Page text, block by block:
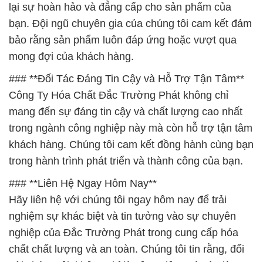
lại sự hoàn hảo và đẳng cấp cho sản phẩm của
bạn. Đội ngũ chuyên gia của chúng tôi cam kết đảm
bảo rằng sản phẩm luôn đáp ứng hoặc vượt qua
mong đợi của khách hàng.
### **Đối Tác Đáng Tin Cậy và Hỗ Trợ Tận Tâm**
Công Ty Hóa Chất Đắc Trường Phát không chỉ
mang đến sự đáng tin cậy và chất lượng cao nhất
trong ngành công nghiệp này mà còn hỗ trợ tận tâm
khách hàng. Chúng tôi cam kết đồng hành cùng bạn
trong hành trình phát triển và thành công của bạn.
### **Liên Hệ Ngay Hôm Nay**
Hãy liên hệ với chúng tôi ngay hôm nay để trải
nghiệm sự khác biệt và tin tưởng vào sự chuyên
nghiệp của Đắc Trường Phát trong cung cấp hóa
chất chất lượng và an toàn. Chúng tôi tin rằng, đối